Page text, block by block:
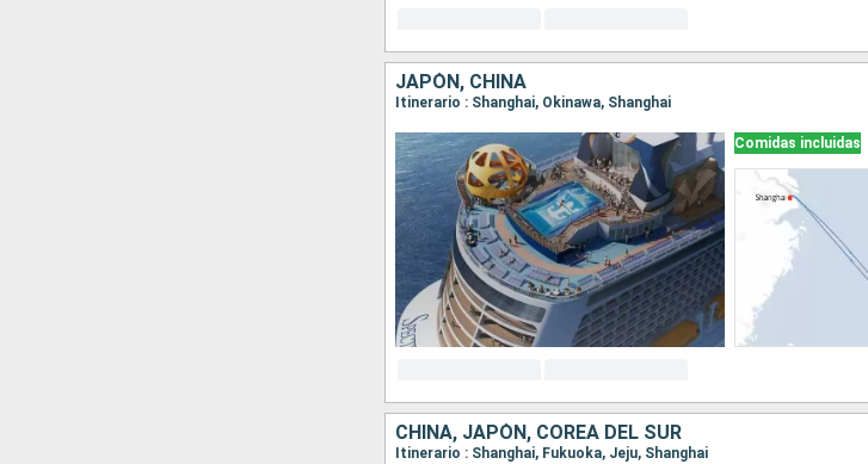
JAPÓN, CHINA
Itinerario : Shanghai, Okinawa, Shanghai
Comidas incluidas
CHINA, JAPÓN, COREA DEL SUR
Itinerario : Shanghai, Fukuoka, Jeju, Shanghai